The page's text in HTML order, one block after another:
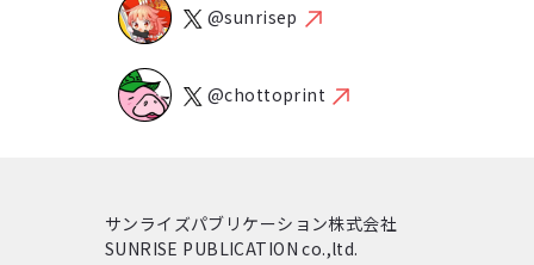
@sunrisep
@chottoprint
サンライズパブリケーション株式会社
SUNRISE PUBLICATION co.,ltd.